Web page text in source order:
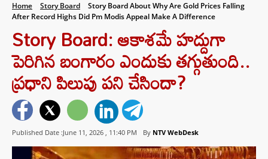
Home Story Board
Story Board About Why Are Gold Prices Falling
After Record Highs Did Pm Modis Appeal Make A Difference
Story Board: ఆకాశమే హద్దుగా
పెరిగిన బంగారం ఎందుకు తగ్గుతుంది..
ప్రధాని పిలుపు పని చేసిందా?
Published Date :June 11, 2026 , 11:40 PM By NTV WebDesk